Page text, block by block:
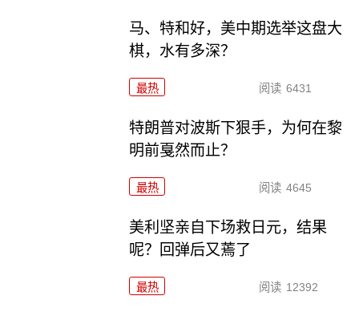
马、特和好，美中期选举这盘大
棋，水有多深？
最热 阅读 6431
特朗普对波斯下狠手，为何在黎
明前戛然而止？
最热 阅读 4645
美利坚亲自下场救日元，结果
呢？回弹后又蔫了
最热 阅读 12392